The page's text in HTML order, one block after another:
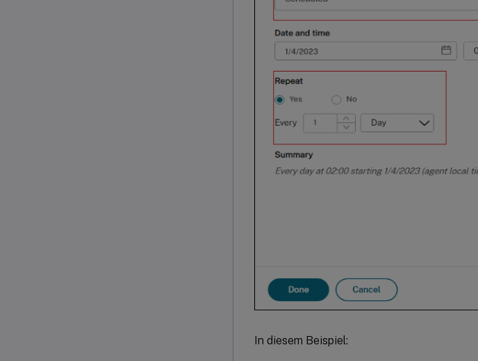
In diesem Beispiel: